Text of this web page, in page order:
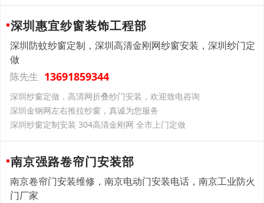
深圳惠宜纱窗装饰工程部
深圳防蚊纱窗定制，深圳高清金刚网纱窗安装，深圳纱门定
做
陈先生 13691859344
深圳纱窗定做，高清网折叠纱门安装，欢迎致电咨询
深圳金钢网左右推拉纱窗，真诚为您服务
深圳纱窗定制安装 304高清金刚网 全市上门定做
南京强路卷帘门安装部
南京卷帘门安装维修，南京电动门安装电话，南京工业防火
门厂家